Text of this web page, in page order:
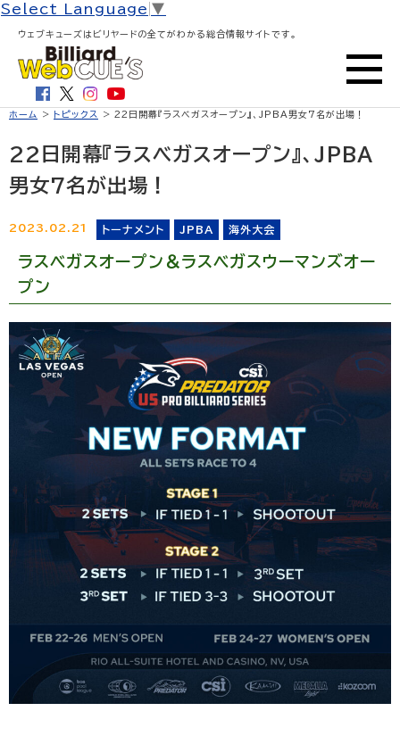
Select Language ▼
ウェブキューズはビリヤードの全てがわかる総合情報サイトです。
ホーム > トピックス > 22日開幕『ラスベガスオープン』、JPBA男女7名が出場！
22日開幕『ラスベガスオープン』、JPBA
男女7名が出場！
2023.02.21 トーナメント JPBA 海外大会
ラスベガスオープン＆ラスベガスウーマンズオー
プン